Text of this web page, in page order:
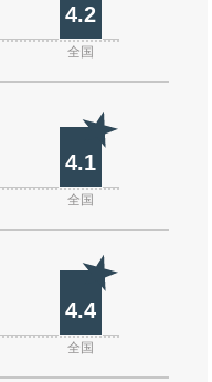
4.2
全国
4.1
全国
4.4
全国